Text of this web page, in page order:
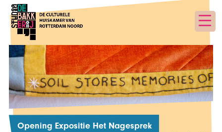
Opening Expositie Het Nagesprek